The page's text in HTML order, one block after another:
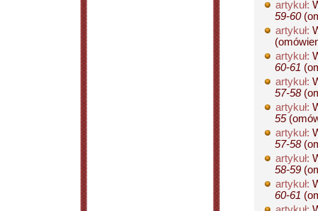
artykuł:
59-60
artykuł:
artykuł:
60-61
artykuł:
57-58
artykuł:
55
artykuł:
57-58
artykuł:
58-59
artykuł:
60-61